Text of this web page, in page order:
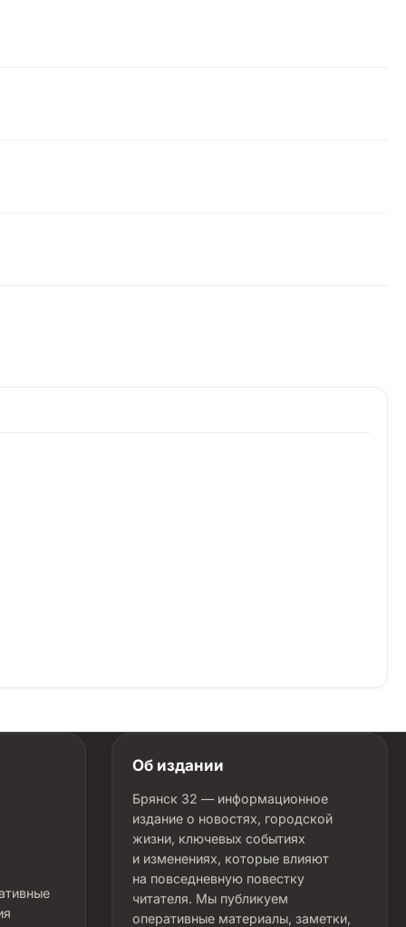
Об издании
Брянск 32 — информационное
издание о новостях, городской
жизни, ключевых событиях
и изменениях, которые влияют
на повседневную повестку
читателя. Мы публикуем
оперативные материалы, заметки,